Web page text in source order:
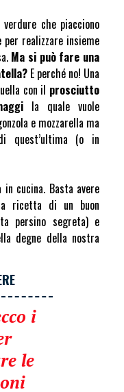
che piacciono
realizzare insieme
Ma si può fare una
E perché no! Una
con il prosciutto
la quale vuole
e mozzarella ma
quest’ultima (o in
in cucina. Basta avere
ricetta di un buon
persino segreta) e
degne della nostra
i
le